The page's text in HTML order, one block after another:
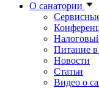
О санатории
Питание в
Новости
Статьи
Видео о